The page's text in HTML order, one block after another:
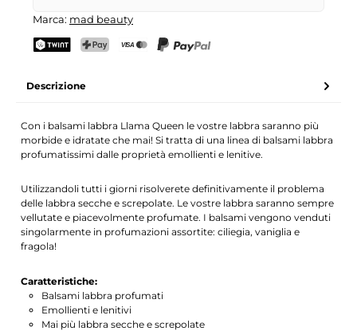
Marca: mad beauty
Descrizione
Con i balsami labbra Llama Queen le vostre labbra saranno più
morbide e idratate che mai! Si tratta di una linea di balsami labbra
profumatissimi dalle proprietà emollienti e lenitive.
Utilizzandoli tutti i giorni risolverete definitivamente il problema
delle labbra secche e screpolate. Le vostre labbra saranno sempre
vellutate e piacevolmente profumate. I balsami vengono venduti
singolarmente in profumazioni assortite: ciliegia, vaniglia e
fragola!
Caratteristiche:
Balsami labbra profumati
Emollienti e lenitivi
Mai più labbra secche e screpolate